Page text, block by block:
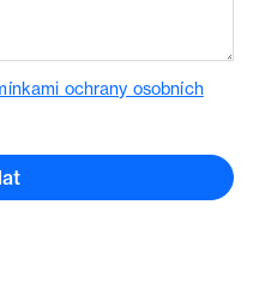
ochrany osobních